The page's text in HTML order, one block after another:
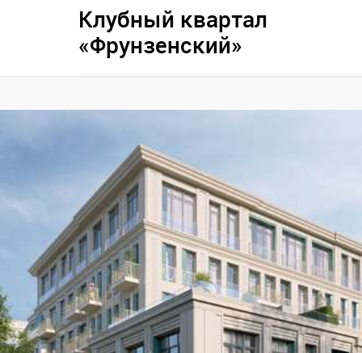
Клубный квартал
«Фрунзенский»